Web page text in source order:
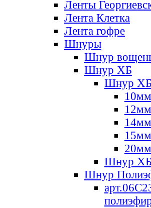
Ленты
Лента Клетка
Лента гофре
Шнуры
Шнур
Шнур ХБ
Шнур ХБ
Шнур ХБ
Шнур